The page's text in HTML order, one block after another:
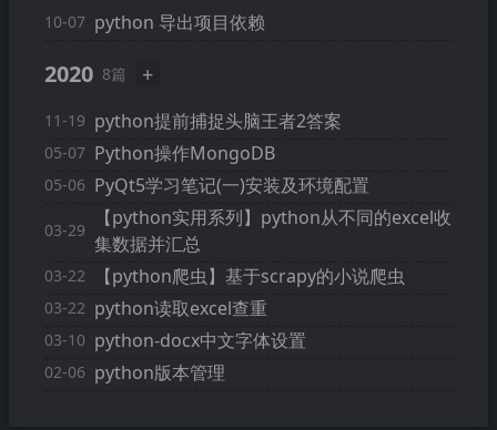
10-07 python 导出项目依赖
2020 8篇 +
11-19 python提前捕捉头脑王者2答案
05-07 Python操作MongoDB
05-06 PyQt5学习笔记(一)安装及环境配置
03-29
【python实用系列】python从不同的excel收
集数据并汇总
03-22 【python爬虫】基于scrapy的小说爬虫
03-22 python读取excel查重
03-10 python-docx中文字体设置
02-06 python版本管理